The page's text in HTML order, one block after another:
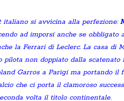
italiano si avvicina alla perfezione:
ad imporsi anche se
la Ferrari di Leclerc. La casa di
pilota non doppiato dalla scatenato
Garros a Parigi ma portando il
che ci porta il clamoroso
volta il titolo continentale.